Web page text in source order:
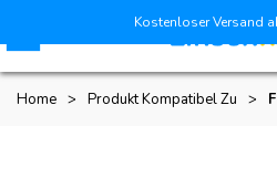
Home > Produkt Kompatibel Zu >
Kostenloser Versand